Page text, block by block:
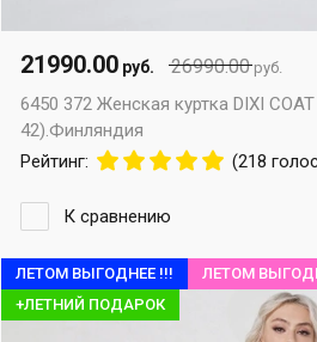
6450 372 Женская куртка DIXI
42).Финляндия
Рейтинг:
(218
26990.00руб.
21990.00 руб.
К сравнению
ЛЕТОМ ВЫГОДНЕЕ !!!
ЛЕТОМ
+ЛЕТНИЙ ПОДАРОК